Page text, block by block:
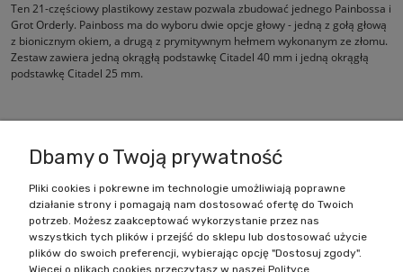
Ten 21-częściowy plastikowy zestaw pozwala zbudować jednego Painbossa i
Grot Orderly. Painboss ma do wyboru dwie opcje głowy - jedną z gołą głową
z bionicznym okiem, a drugą z prymitywnym hełmem wykonanym ze złomu.
Zestaw zawiera jedną okrągłą podstawkę Citadel 40 mm i jedną okrągłą
podstawkę Citadel 25 mm.
Zakupy
Pomoc
Dbamy o Twoją prywatność
Pliki cookies i pokrewne im technologie umożliwiają poprawne
działanie strony i pomagają nam dostosować ofertę do Twoich
potrzeb. Możesz zaakceptować wykorzystanie przez nas
wszystkich tych plików i przejść do sklepu lub dostosować użycie
plików do swoich preferencji, wybierając opcję "Dostosuj zgody".
Więcej o plikach cookies przeczytasz w naszej Polityce